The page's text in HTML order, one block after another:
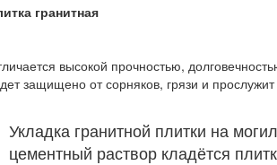
гранитная
высокой прочностью,
защищено от сорняков, грязи и прослужит
Укладка гранитной плитки на
цементный раствор кладётся